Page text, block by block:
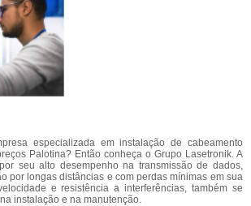
especializada em instalação de cabeamento
Palotina? Então conheça o Grupo Lasetronik. A
seu alto desempenho na transmissão de dados,
por longas distâncias e com perdas mínimas em sua
e resistência a interferências, também se
instalação e na manutenção.